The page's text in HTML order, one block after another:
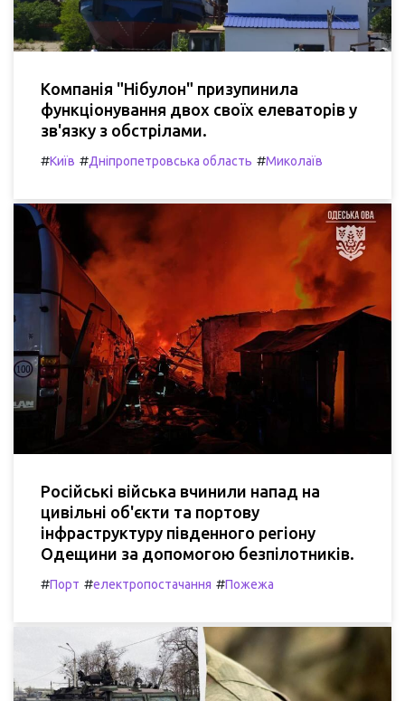
Компанія "Нібулон" призупинила
функціонування двох своїх елеваторів у
зв'язку з обстрілами.
#Київ #Дніпропетровська область #Миколаїв
Російські війська вчинили напад на
цивільні об'єкти та портову
інфраструктуру південного регіону
Одещини за допомогою безпілотників.
#Порт #електропостачання #Пожежа